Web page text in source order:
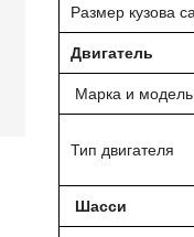
Размер кузова
Двигатель
Марка и модель
Тип двигателя
Шасси